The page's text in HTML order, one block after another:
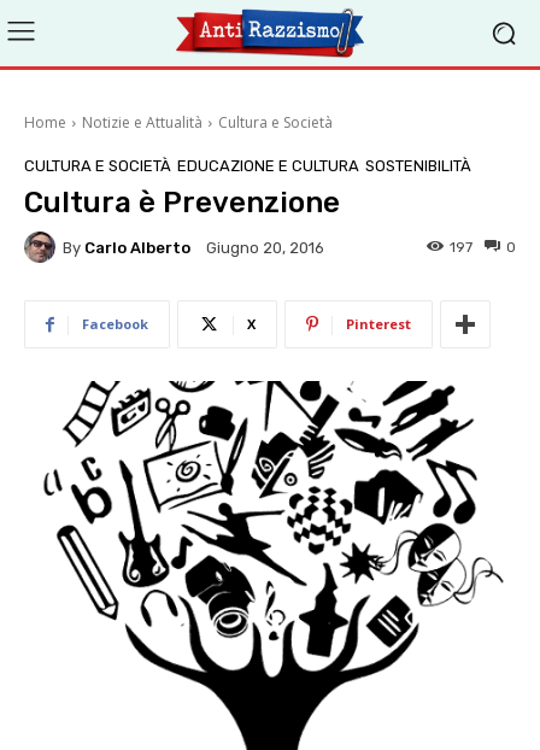
Home Notizie e Attualità Cultura e Società
CULTURA E SOCIETÀ EDUCAZIONE E CULTURA SOSTENIBILITÀ
Cultura è Prevenzione
By Carlo Alberto Giugno 20, 2016 0
197
Facebook X Pinterest